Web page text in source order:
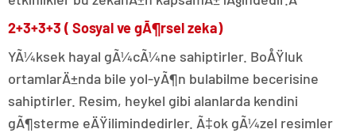
2+3+3+3 ( Sosyal ve gÃ¶rsel zeka)
YÃ¼ksek hayal gÃ¼cÃ¼ne sahiptirler. BoÅŸluk
ortamlarÄ±nda bile yol-yÃ¶n bulabilme becerisine
sahiptirler. Resim, heykel gibi alanlarda kendini
gÃ¶sterme eÄŸilimindedirler. Ã‡ok gÃ¼zel resimler